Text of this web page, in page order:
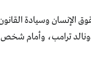
الإنسان وسيادة
ترامب، وأمام شخص